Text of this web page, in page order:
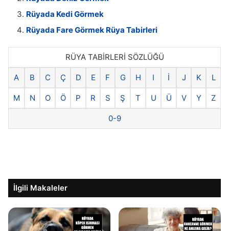
Rüyada Kedi Görmek
Rüyada Fare Görmek Rüya Tabirleri
RÜYA TABİRLERİ SÖZLÜĞÜ
A B C Ç D E F G H I İ J K L
M N O Ö P R S Ş T U Ü V Y Z
0-9
İlgili Makaleler